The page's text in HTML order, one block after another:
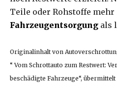
Teile oder Rohstoffe
Fahrzeugentsorgung als
Originalinhalt von
“ Vom Schrottauto zum Restwert:
beschädigte Fahrzeuge“,